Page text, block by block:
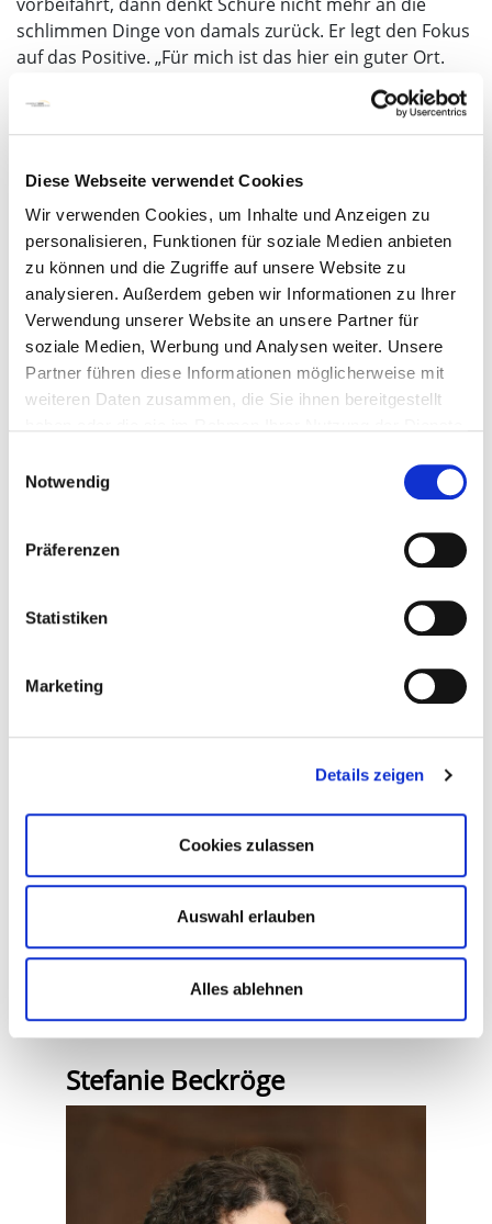
Diese Webseite verwendet Cookies
Wir verwenden Cookies, um Inhalte und Anzeigen zu
personalisieren, Funktionen für soziale Medien anbieten
zu können und die Zugriffe auf unsere Website zu
analysieren. Außerdem geben wir Informationen zu Ihrer
Verwendung unserer Website an unsere Partner für
soziale Medien, Werbung und Analysen weiter. Unsere
Partner führen diese Informationen möglicherweise mit
weiteren Daten zusammen, die Sie ihnen bereitgestellt
Notwendig
Präferenzen
Statistiken
Marketing
Details zeigen
Cookies zulassen
Auswahl erlauben
Alles ablehnen
schlimmen Dinge von damals zurück. Er legt den Fokus
auf das Positive. „Für mich ist das hier ein guter Ort.
Denn hier hat man es mir ermöglicht, ein neues Leben
anzufangen.“
Karen Matiszick
Pressesprecherin und
Leiterin Unternehmenskommunikation
karen.matiszick@gesundheitnord.de
Stefanie Beckröge